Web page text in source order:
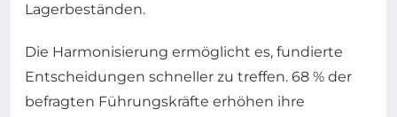
Lagerbeständen.
Die Harmonisierung ermöglicht es, fundierte
Entscheidungen schneller zu treffen. 68 % der
befragten Führungskräfte erhöhen ihre